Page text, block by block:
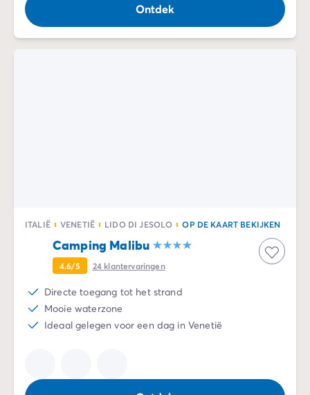
Ontdek
ITALIË VENETIË LIDO DI JESOLO OP DE KAART BEKIJKEN
Camping Malibu
4.6/5 24 klantervaringen
Directe toegang tot het strand
Mooie waterzone
Ideaal gelegen voor een dag in Venetië